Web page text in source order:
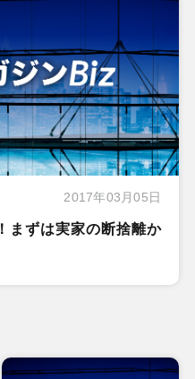
2017年03月05日
まずは実家の断捨離か